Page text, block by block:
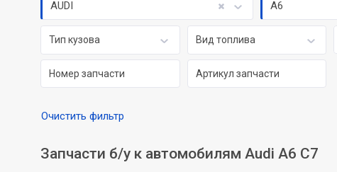
AUDI A6
Тип кузова Вид топлива
Очистить фильтр
Запчасти б/у к автомобилям Audi A6 C7